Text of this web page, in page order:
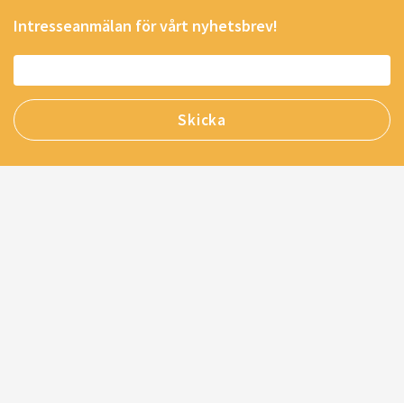
Intresseanmälan för vårt nyhetsbrev!